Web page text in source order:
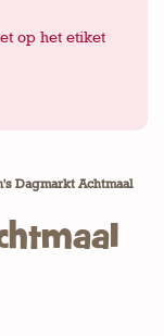
op het etiket
Dagmarkt Achtmaal